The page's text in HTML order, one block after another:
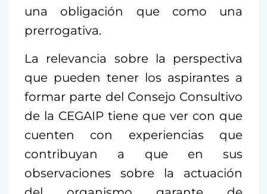
una obligación que como una
prerrogativa.
La relevancia sobre la perspectiva
que pueden tener los aspirantes a
formar parte del Consejo Consultivo
de la CEGAIP tiene que ver con que
cuenten con experiencias que
contribuyan a que en sus
observaciones sobre la actuación